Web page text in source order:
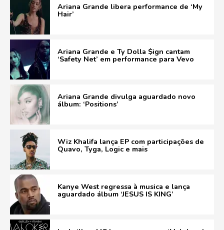
Ariana Grande libera performance de ‘My
Hair’
Ariana Grande e Ty Dolla $ign cantam
‘Safety Net’ em performance para Vevo
Ariana Grande divulga aguardado novo
álbum: ‘Positions’
Wiz Khalifa lança EP com participações de
Quavo, Tyga, Logic e mais
Kanye West regressa à musica e lança
aguardado álbum ‘JESUS IS KING’